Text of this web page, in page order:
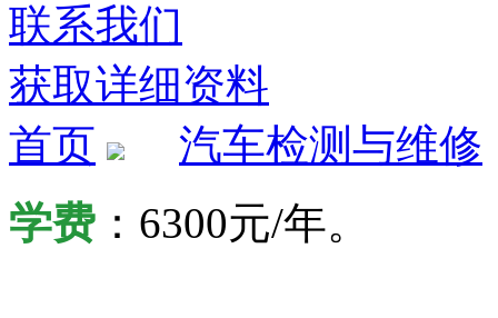
联系我们
获取详细资料
首页
汽车检测与维修
学费 ：6300元/年。